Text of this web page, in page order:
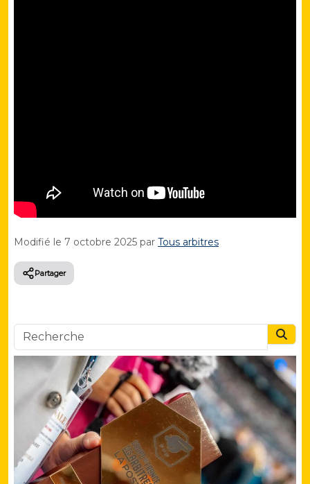
Modifié le 7 octobre 2025 par Tous arbitres
Partager